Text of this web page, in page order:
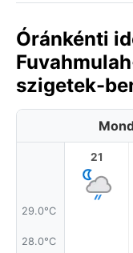
Óránkénti
szigetek-
29.0°C
28.0°C
21